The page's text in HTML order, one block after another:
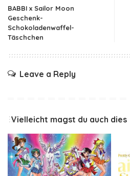
BABBI x Sailor Moon
Geschenk-
Schokoladenwaffel-
Täschchen
Leave a Reply
Vielleicht magst du auch dies